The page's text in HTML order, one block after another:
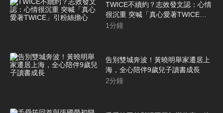
TWICE不續約？志效發文認：心情
很沉重 突喊「真心愛著TWICE」
引粉絲擔心
1分鐘
告別雙城奔波！黃曉明舉家遷居上
海，全心陪伴9歲兒子讀書成長
2分鐘